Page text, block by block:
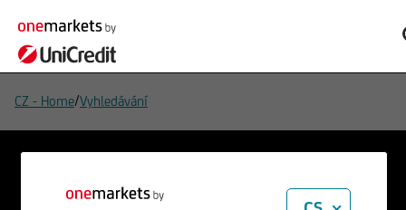
CZ - Home/Vyhledávání